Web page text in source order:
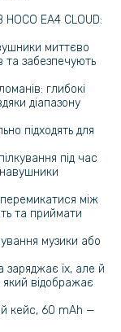
EA4 CLOUD:
миттєво
та забезпечують
глибокі
діапазону
підходять для
під час
перемикатися між
та приймати
музики або
заряджає їх, але й
відображає
кейс, 60 mAh —